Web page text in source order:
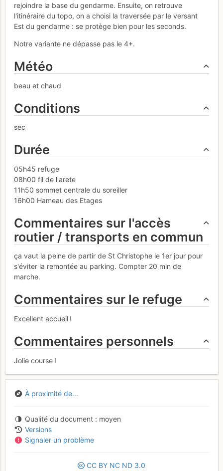
rejoindre la base du gendarme. Ensuite, on retrouve
l'itinéraire du topo, on a choisi la traversée par le versant
Est du gendarme : se protège bien pour les seconds.
Notre variante ne dépasse pas le 4+.
Météo
beau et chaud
Conditions
sec
Durée
05h45 refuge
08h00 fil de l'arete
11h50 sommet centrale du soreiller
16h00 Hameau des Etages
Commentaires sur l'accès
routier / transports en commun
ça vaut la peine de partir de St Christophe le 1er jour pour
s'éviter la remontée au parking. Compter 20 min de
marche.
Commentaires sur le refuge
Excellent accueil !
Commentaires personnels
Jolie course !
À proximité de...
Qualité du document
moyen
Versions
Signaler un problème
CC BY NC ND 3.0